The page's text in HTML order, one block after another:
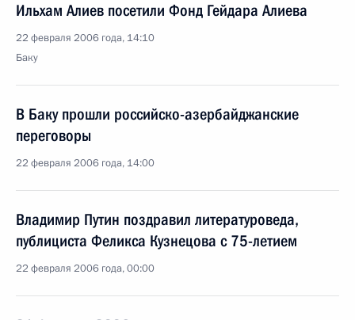
Ильхам Алиев посетили Фонд Гейдара Алиева
22 февраля 2006 года, 14:10
Баку
В Баку прошли российско-азербайджанские
переговоры
22 февраля 2006 года, 14:00
Владимир Путин поздравил литературоведа,
публициста Феликса Кузнецова с 75-летием
22 февраля 2006 года, 00:00